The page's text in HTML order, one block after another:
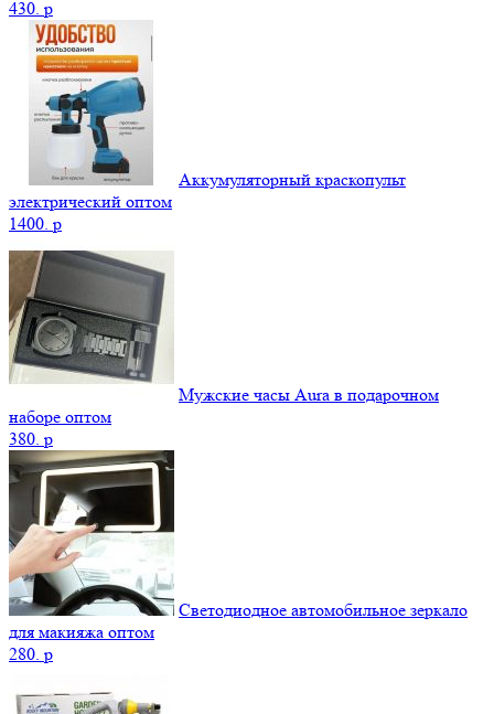
430. p
Аккумуляторный краскопульт
электрический оптом
1400. p
Мужские часы Aura в подарочном
наборе оптом
380. p
Светодиодное автомобильное зеркало
для макияжа оптом
280. p